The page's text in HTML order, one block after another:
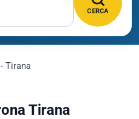
CERCA
Tirana
Tirana